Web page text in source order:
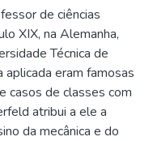
de ciências
XIX, na Alemanha,
Técnica de
aplicada eram famosas
casos de classes com
atribui a ele a
da mecânica e do